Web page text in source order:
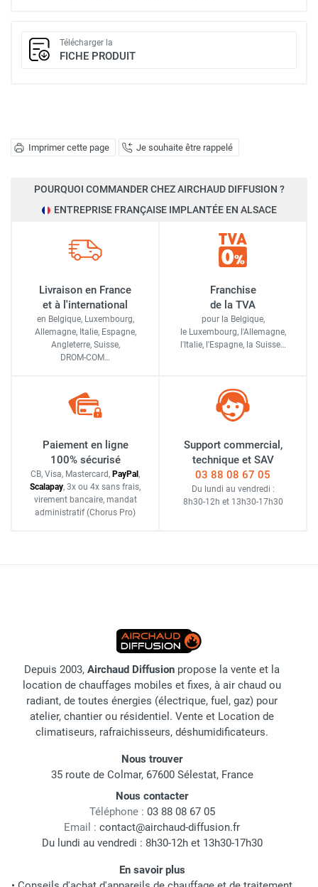
Imprimer cette page Je souhaite être rappelé
Télécharger la
FICHE PRODUIT
POURQUOI COMMANDER CHEZ AIRCHAUD DIFFUSION ?
ENTREPRISE FRANÇAISE IMPLANTÉE EN ALSACE
Livraison en France
et à l'international
en Belgique, Luxembourg,
Allemagne, Italie, Espagne,
Angleterre, Suisse,
DROM-COM…
Franchise
de la TVA
pour la Belgique,
le Luxembourg, l'Allemagne,
l'Italie, l'Espagne, la Suisse…
Paiement en ligne
100% sécurisé
CB, Visa, Mastercard, PayPal ,
Scalapay, 3x ou 4x sans frais,
virement bancaire, mandat
administratif (Chorus Pro)
Support commercial,
technique et SAV
03 88 08 67 05
Du lundi au vendredi :
8h30-12h et 13h30-17h30
Depuis 2003, Airchaud Diffusion propose la vente et la
location de chauffages mobiles et fixes, à air chaud ou
radiant, de toutes énergies (électrique, fuel, gaz) pour
atelier, chantier ou résidentiel. Vente et Location de
climatiseurs, rafraichisseurs, déshumidificateurs.
Nous trouver
35 route de Colmar, 67600 Sélestat, France
Nous contacter
Téléphone : 03 88 08 67 05
Email : contact@airchaud-diffusion.fr
Du lundi au vendredi : 8h30-12h et 13h30-17h30
En savoir plus